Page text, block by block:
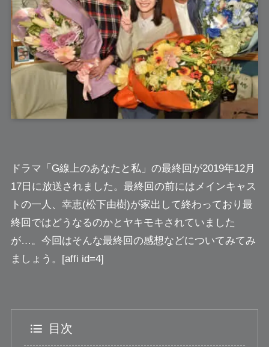
ドラマ 「G線上のあなたと私」 の最終回が2019年12月
17日に放送されました。最終回の前にはメインキャス
トの一人、幸恵(松下由樹)が家出して終わっており最
終回ではどうなるのかとヤキモキされていました
が…。今回はそんな最終回の感想などについてみてみ
ましょう。[affi id=4]
目次